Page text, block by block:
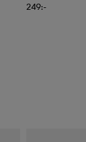
249:-